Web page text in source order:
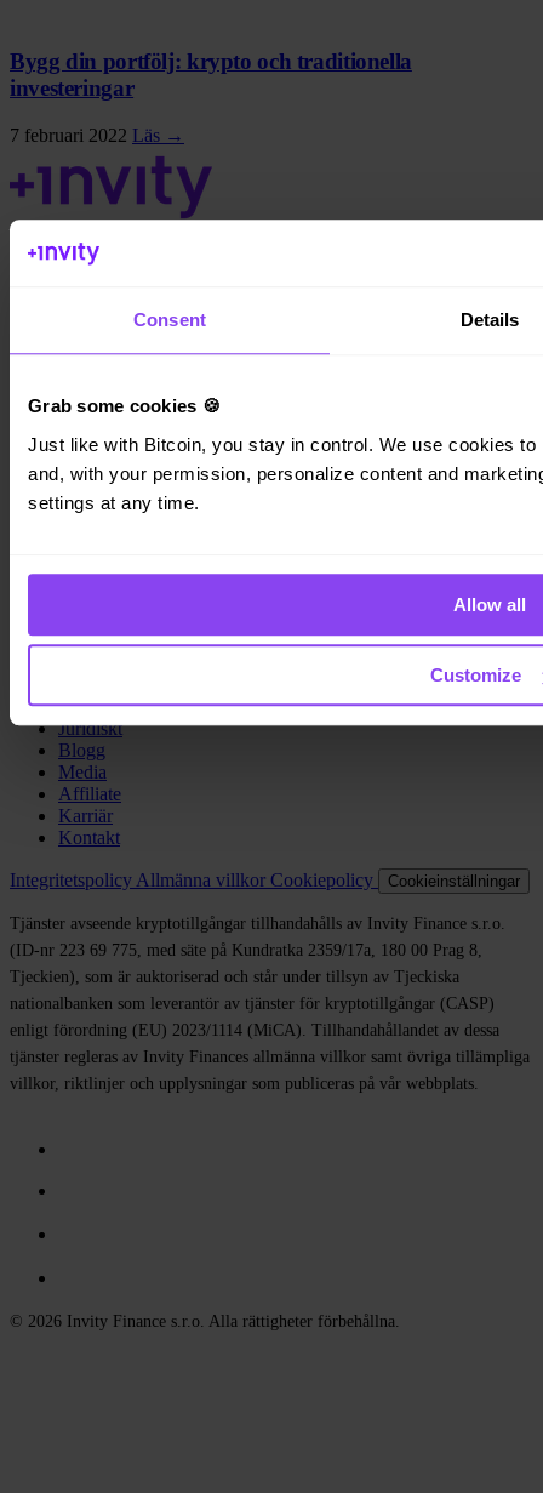
Consent Details
Grab some cookies 🍪
Just like with Bitcoin, you stay in control. We use cookies
and, with your permission, personalize content and
settings at any time.
Allow all
Customize
Bygg din portfölj: krypto och traditionella
investeringar
7 februari 2022 Läs →
Invity Finance s.r.o.
Invity
Personligt
Turbo Köp
Om oss
Juridiskt
Blogg
Media
Affiliate
Karriär
Kontakt
IntegritetspolicyAllmänna villkor Cookiepolicy Cookieinställningar
Tjänster avseende kryptotillgångar tillhandahålls av Invity Finance s.r.o.
(ID-nr 223 69 775, med säte på Kundratka 2359/17a, 180 00 Prag 8,
Tjeckien), som är auktoriserad och står under tillsyn av Tjeckiska
nationalbanken som leverantör av tjänster för kryptotillgångar (CASP)
enligt förordning (EU) 2023/1114 (MiCA). Tillhandahållandet av dessa
tjänster regleras av Invity Finances allmänna villkor samt övriga tillämpliga
villkor, riktlinjer och upplysningar som publiceras på vår webbplats.
© 2026 Invity Finance s.r.o. Alla rättigheter förbehållna.